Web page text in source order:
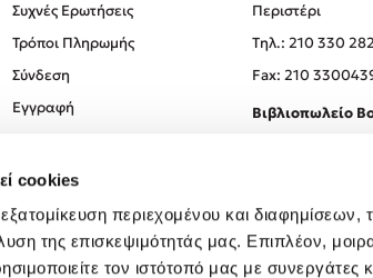
cookies
περιεχομένου και διαφημίσεων,
της επισκεψιμότητάς μας. Επιπλέον,
τον ιστότοπό μας με συνεργάτες
Συχνές Ερωτήσεις
Τρόποι Πληρωμής
Σύνδεση
Εγγραφή
Περιστέρι
Tηλ.: 210 330
Fax: 210
Βιβλιοπωλείο